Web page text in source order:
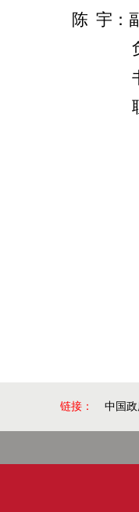
陈 宇：
负
书记
联点
链接： 中国政